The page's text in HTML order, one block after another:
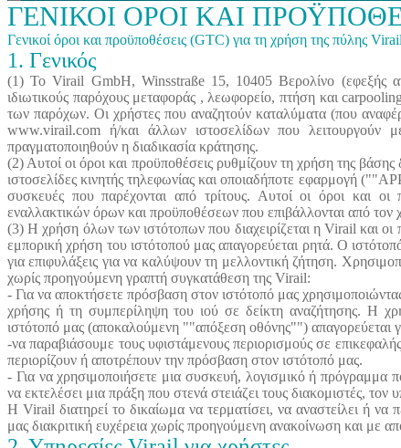
ΓΕΝΙΚΟΙ ΟΡΟΙ ΚΑΙ
Γενικοί όροι και προϋποθέσεις (GTC) για τη χρήση της πύλης Virail
1. Γενικός
(1) Το Virail GmbH, Winsstraße 15, 10405 Βερολίνο (εφεξής
ιδιωτικούς παρόχους μεταφοράς , λεωφορείο, πτήση και
των παρόχων. Οι χρήστες που αναζητούν καταλύματα (που
www.virail.com ή/και άλλων ιστοσελίδων που λειτουργούν
πραγματοποιηθούν η διαδικασία κράτησης.
(2) Αυτοί οι όροι και προϋποθέσεις ρυθμίζουν τη χρήση της
ιστοσελίδες κινητής τηλεφωνίας και οποιαδήποτε εφαρμογή
συσκευές που παρέχονται από τρίτους. Αυτοί οι όροι και
εναλλακτικών όρων και προϋποθέσεων που επιβάλλονται από τον
(3) Η χρήση όλων των ιστότοπων που διαχειρίζεται η Virail και
εμπορική χρήση του ιστότοπού μας απαγορεύεται ρητά. Ο
για επιφυλάξεις για να καλύψουν τη μελλοντική ζήτηση.
χωρίς προηγούμενη γραπτή συγκατάθεση της Virail:
- Για να αποκτήσετε πρόσβαση στον ιστότοπό μας
χρήσης ή τη συμπερίληψη του ιού σε δείκτη αναζήτησης. Η
ιστότοπό μας (αποκαλούμενη ""απόξεση οθόνης"") απαγορεύεται
-να παραβιάσουμε τους υφιστάμενους περιορισμούς σε
περιορίζουν ή αποτρέπουν την πρόσβαση στον ιστότοπό μας.
- Για να χρησιμοποιήσετε μια συσκευή, λογισμικό ή πρόγραμμα
να εκτελέσει μια πράξη που στενά στειάζει τους διακομιστές, τον
Η Virail διατηρεί το δικαίωμα να τερματίσει, να αναστείλει ή να
μας διακριτική ευχέρεια χωρίς προηγούμενη ανακοίνωση και με